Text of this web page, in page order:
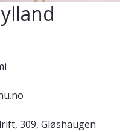
309, Gløshaugen